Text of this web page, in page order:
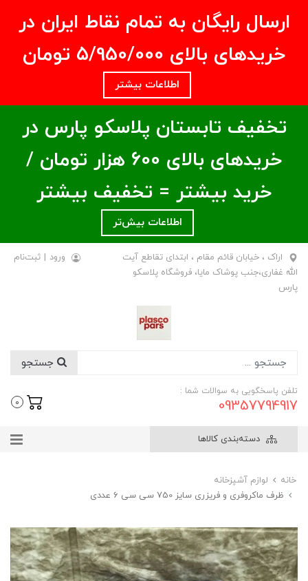
ارسال رایگان به تمام نقاط ایران در
خریدهای بالای ۵/950/000 تومان
اطلاعات بیشتر
تخفیف تابستان پلاسکو پارس در
خریدهای بالای ۶00 هزار تومان /
خرید بیشتر = تخفیف بیشتر
اطلاعات بیش‌تر
اراک ، خیابان قائم مقام ، ابتدای تقاطع آیت
الله غفاری،جنب پوشاک مایا، فروشگاه پلاسکو
پارس
ورود | ثبت‌نام
تلفن پاسخگویی به سوالات شما :
09357794917
0
دسته‌بندی کالاها
خانه
لوازم آشپزخانه
ظرف ماکروفری و فریزری سایز 750 سی سی 6 عددی